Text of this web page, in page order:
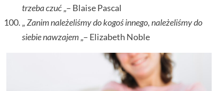
trzeba czuć„– Blaise Pascal
„Zanim należeliśmy do kogoś innego, należeliśmy do
siebie nawzajem„– Elizabeth Noble